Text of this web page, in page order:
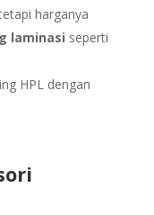
harganya
laminasi seperti
HPL dengan